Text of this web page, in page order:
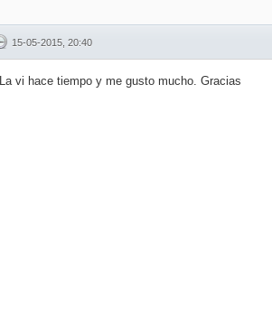
15-05-2015, 20:40
La vi hace tiempo y me gusto mucho. Gracias